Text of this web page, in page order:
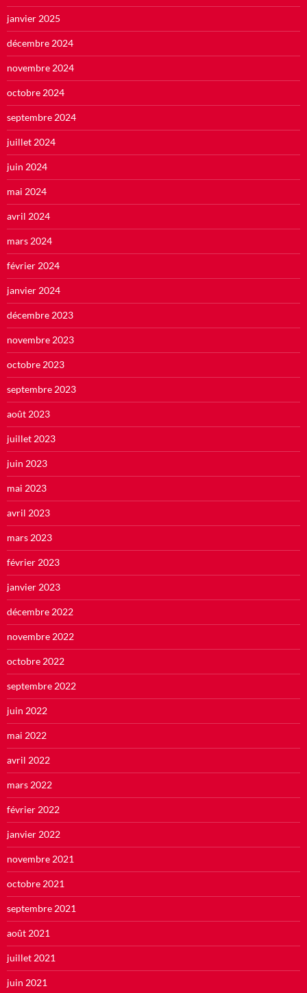
janvier 2025
décembre 2024
novembre 2024
octobre 2024
septembre 2024
juillet 2024
juin 2024
mai 2024
avril 2024
mars 2024
février 2024
janvier 2024
décembre 2023
novembre 2023
octobre 2023
septembre 2023
août 2023
juillet 2023
juin 2023
mai 2023
avril 2023
mars 2023
février 2023
janvier 2023
décembre 2022
novembre 2022
octobre 2022
septembre 2022
juin 2022
mai 2022
avril 2022
mars 2022
février 2022
janvier 2022
novembre 2021
octobre 2021
septembre 2021
août 2021
juillet 2021
juin 2021